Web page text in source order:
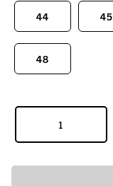
44 45
48